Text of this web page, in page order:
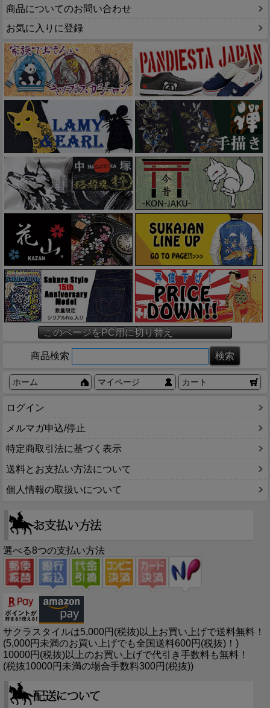
商品についてのお問い合わせ
お気に入りに登録
このページをPC用に切り替え
商品検索
ホーム マイページ カート
ログイン
メルマガ申込/停止
特定商取引法に基づく表示
送料とお支払い方法について
個人情報の取扱いについて
選べる8つの支払い方法
サクラスタイルは5,000円(税抜)以上お買い上げで送料無料！
(5,000円未満のお買い上げでも全国送料600円(税抜)！)
10000円(税抜)以上のお買い上げで代引き手数料も無料！
(税抜10000円未満の場合手数料300円(税抜))